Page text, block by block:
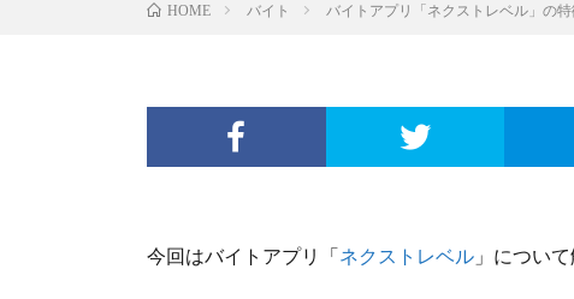
HOME バイト バイトアプリ「ネクストレベル」の
今回はバイトアプリ「ネクストレベル 」につい